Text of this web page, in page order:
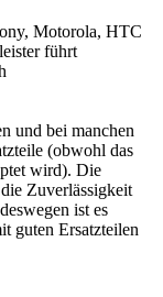
Motorola, HTC
führt
und bei manchen
(obwohl das
wird). Die
Zuverlässigkeit
ist es
guten Ersatzteilen